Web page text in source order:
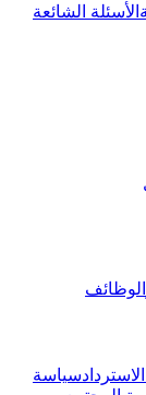
الأسئلة الشائعة
الوظائف
سياسة